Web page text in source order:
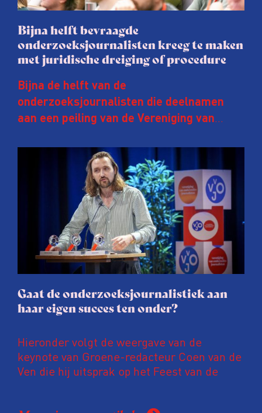
Bijna helft bevraagde
onderzoeksjournalisten kreeg te maken
met juridische dreiging of procedure
Bijna de helft van de
onderzoeksjournalisten die deelnamen
aan een peiling van de Vereniging van
afgelopen twee jaar te maken met
juridische dreiging of een juridische
procedure rond het eigen werk. Dat kost
journalisten tijd, ook ervaren zij stress en
soms worden publicaties aangepast of
gaat de hele publicatie zelfs niet door.
Gaat de onderzoeksjournalistiek aan
haar eigen succes ten onder?
Hieronder volgt de weergave van de
keynote van Groene-redacteur Coen van de
Ven die hij uitsprak op het Feest van de
Coen uit zijn zorgen over de relatie tussen